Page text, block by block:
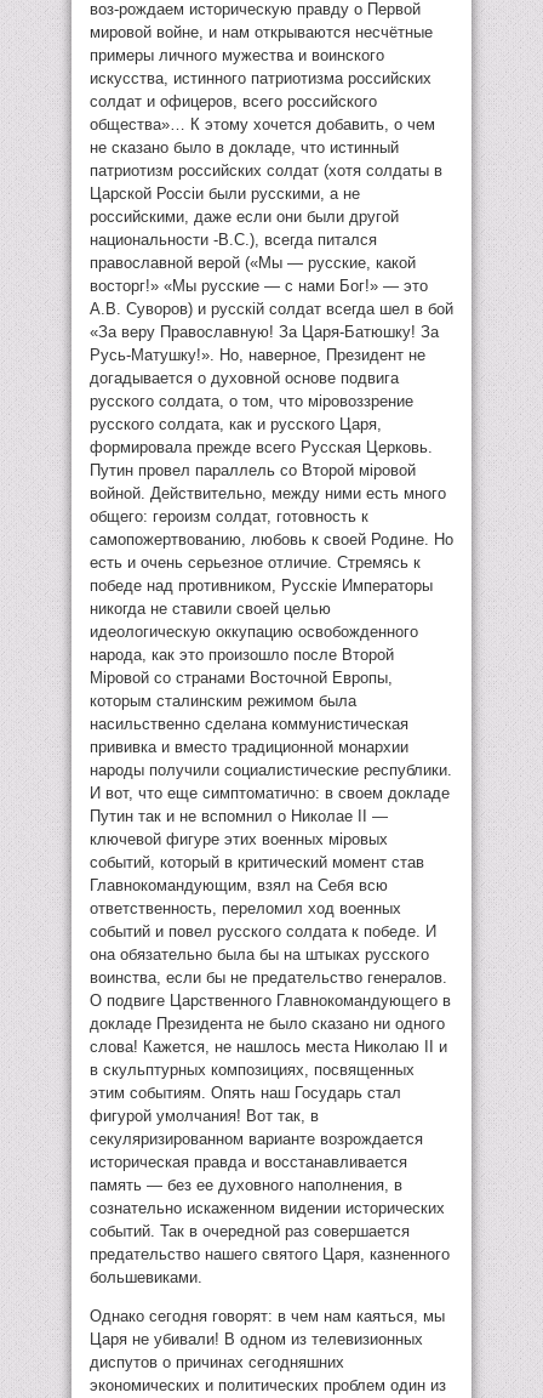
воз-рождаем историческую правду о Первой
мировой войне, и нам открываются несчётные
примеры личного мужества и воинского
искусства, истинного патриотизма российских
солдат и офицеров, всего российского
общества»… К этому хочется добавить, о чем
не сказано было в докладе, что истинный
патриотизм российских солдат (хотя солдаты в
Царской Россiи были русскими, а не
российскими, даже если они были другой
национальности -В.С.), всегда питался
православной верой («Мы — русские, какой
восторг!» «Мы русские — с нами Бог!» — это
А.В. Суворов) и русскiй солдат всегда шел в бой
«За веру Православную! За Царя-Батюшку! За
Русь-Матушку!». Но, наверное, Президент не
догадывается о духовной основе подвига
русского солдата, о том, что мiровоззрение
русского солдата, как и русского Царя,
формировала прежде всего Русская Церковь.
Путин провел параллель со Второй мiровой
войной. Действительно, между ними есть много
общего: героизм солдат, готовность к
самопожертвованию, любовь к своей Родине. Но
есть и очень серьезное отличие. Стремясь к
победе над противником, Русскiе Императоры
никогда не ставили своей целью
идеологическую оккупацию освобожденного
народа, как это произошло после Второй
Мiровой со странами Восточной Европы,
которым сталинским режимом была
насильственно сделана коммунистическая
прививка и вместо традиционной монархии
народы получили социалистические республики.
И вот, что еще симптоматично: в своем докладе
Путин так и не вспомнил о Николае II —
ключевой фигуре этих военных мiровых
событий, который в критический момент став
Главнокомандующим, взял на Себя всю
ответственность, переломил ход военных
событий и повел русского солдата к победе. И
она обязательно была бы на штыках русского
воинства, если бы не предательство генералов.
О подвиге Царственного Главнокомандующего в
докладе Президента не было сказано ни одного
слова! Кажется, не нашлось места Николаю II и
в скульптурных композициях, посвященных
этим событиям. Опять наш Государь стал
фигурой умолчания! Вот так, в
секуляризированном варианте возрождается
историческая правда и восстанавливается
память — без ее духовного наполнения, в
сознательно искаженном видении исторических
событий. Так в очередной раз совершается
предательство нашего святого Царя, казненного
большевиками.
Однако сегодня говорят: в чем нам каяться, мы
Царя не убивали! В одном из телевизионных
диспутов о причинах сегодняшних
экономических и политических проблем один из